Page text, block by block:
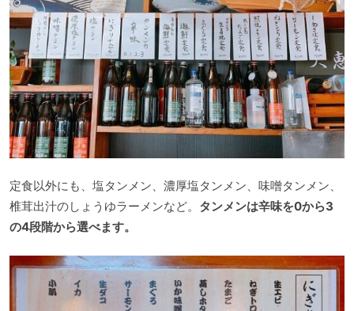
定食以外にも、塩タンメン、濃厚塩タンメン、味噌タンメン、
椎茸出汁のしょうゆラーメンなど。 タンメンは辛味を0から3
の4段階から選べます。